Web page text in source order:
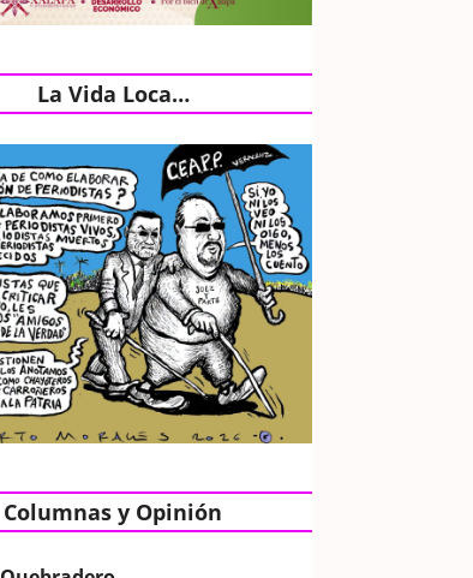
La Vida Loca…
Columnas y Opinión